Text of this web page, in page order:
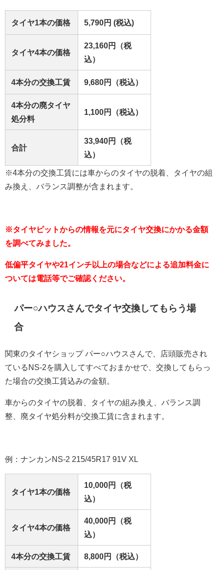
タイヤ1本の価格 5,790円 (税込)
タイヤ4本の価格
23,160円（税
込）
4本分の交換工賃 9,680円（税込）
4本分の廃タイヤ
処分料
1,100円（税込）
合計
33,940円（税
込）
※4本分の交換工賃には車からのタイヤの脱着、タイヤの組
み換え、バランス調整が含まれます。
※タイヤピットからの情報を元にタイヤ交換にかかる金額
を調べてみました。
低偏平タイヤや21インチ以上の場合などによる追加料金に
ついては電話等でご確認ください。
パー○ハウスさんでタイヤ交換してもらう場
合
関東のタイヤショップ パー○ハウスさんで、店頭販売され
ているNS-2を購入してすべておまかせで、交換してもらっ
た場合の交換工賃込みの金額。
車からのタイヤの脱着、タイヤの組み換え、バランス調
整、廃タイヤ処分料が交換工賃に含まれます。
例：ナンカンNS-2 215/45R17 91V XL
タイヤ1本の価格
10,000円（税
込）
タイヤ4本の価格
40,000円（税
込）
4本分の交換工賃 8,800円（税込）